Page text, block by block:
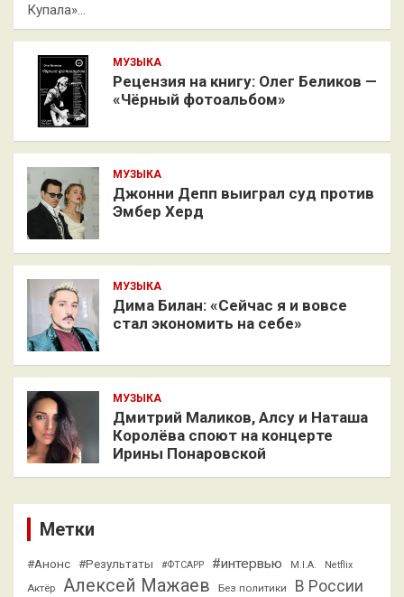
Купала»…
МУЗЫКА
Рецензия на книгу: Олег Беликов —
«Чёрный фотоальбом»
МУЗЫКА
Джонни Депп выиграл суд против
Эмбер Херд
МУЗЫКА
Дима Билан: «Сейчас я и вовсе
стал экономить на себе»
МУЗЫКА
Дмитрий Маликов, Алсу и Наташа
Королёва споют на концерте
Ирины Понаровской
Метки
#Анонс #Результаты #ФТСАРР #интервью M.I.A. Netflix
Актёр Алексей Мажаев Без политики В России